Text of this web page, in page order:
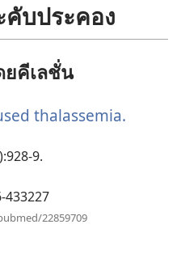
บประคอง
ยคีเลชั่น
thalassemia.
9.
433227
22859709